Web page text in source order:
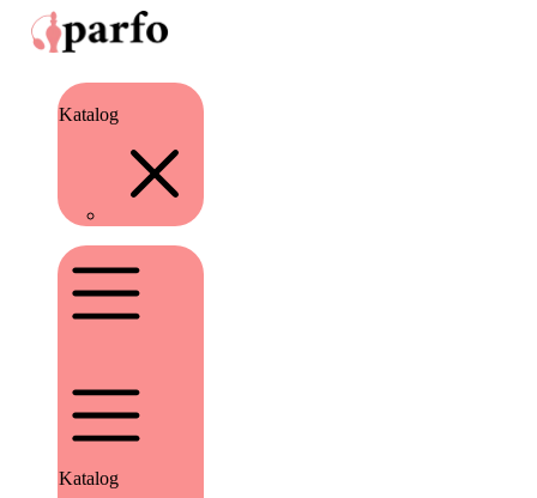
Katalog
Katalog